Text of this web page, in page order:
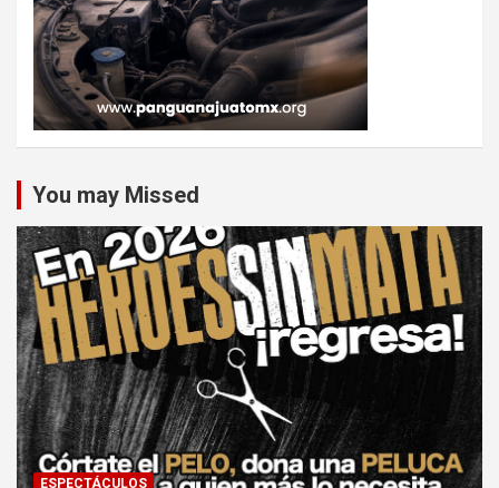
You may Missed
ESPECTÁCULOS